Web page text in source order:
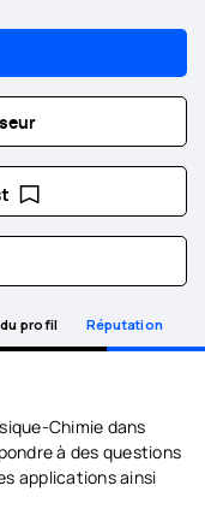
profil Réputation
Chimie dans
à des questions
applications ainsi